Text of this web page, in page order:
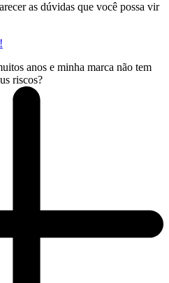
as dúvidas que você possa vir
anos e minha marca não tem
riscos?